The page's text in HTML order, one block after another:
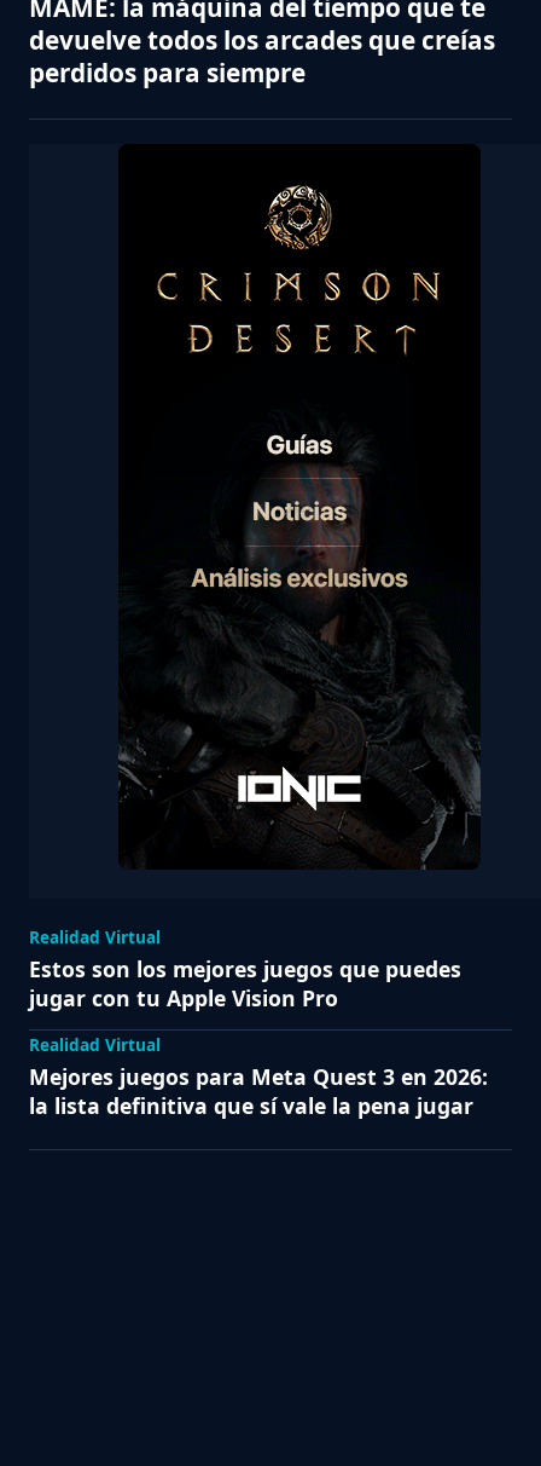
MAME: la máquina del tiempo que te
devuelve todos los arcades que creías
perdidos para siempre
Realidad Virtual
Estos son los mejores juegos que puedes
jugar con tu Apple Vision Pro
Realidad Virtual
Mejores juegos para Meta Quest 3 en 2026:
la lista definitiva que sí vale la pena jugar